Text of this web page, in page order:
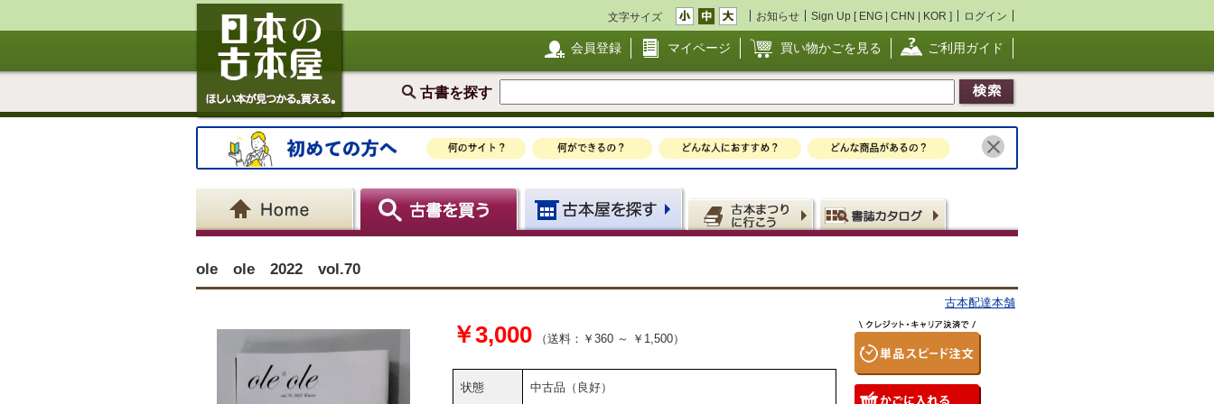
文字サイズ お知らせ Sign Up [ ENG | CHN | KOR ] ログイン
会員登録 マイページ 買い物かごを見る ご利用ガイド
古書を探す
ole ole 2022 vol.70
古本配達本舗
￥3,000 （送料：￥360 ～ ￥1,500）
状態 中古品（良好）